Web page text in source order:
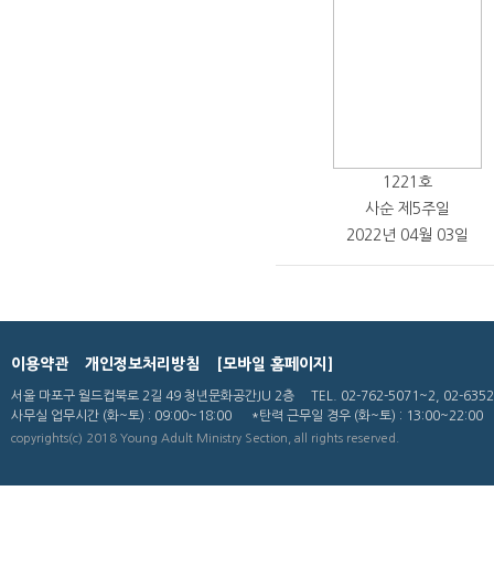
1221호
사순 제5주일
2022년 04월 03일
이용약관 개인정보처리방침 [모바일 홈페이지]
서울 마포구 월드컵북로 2길 49 청년문화공간JU 2층
TEL. 02-762-5071~2, 02-
사무실 업무시간 (화~토) : 09:00~18:00 *탄력 근무일 경우 (화~토) : 13:00~22:00
copyrights(c) 2018 Young Adult Ministry Section, all rights reserved.